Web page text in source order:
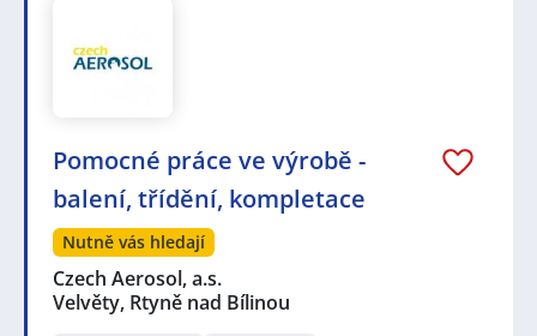
Pomocné práce ve výrobě -
balení, třídění, kompletace
Nutně vás hledají
Czech Aerosol, a.s.
Velvěty, Rtyně nad Bílinou